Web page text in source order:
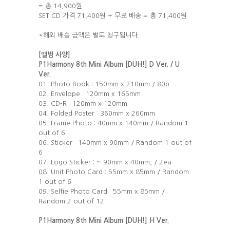
= 총 14,900원
SET CD 가격 71,400원 + 무료 배송 = 총 71,400원
*해외 배송 금액은 별도 청구됩니다.
앨범 사양]
P1Harmony 8th Mini Album [DUH!] D Ver. / U
Ver.
01. Photo Book : 150mm x 210mm / 80p
02. Envelope : 120mm x 165mm
03. CD-R : 120mm x 120mm
04. Folded Poster : 360mm x 260mm
05. Frame Photo : 40mm x 140mm / Random 1
out of 6
06. Sticker : 140mm x 90mm / Random 1 out of
6
07. Logo Sticker : ~ 90mm x 40mm, / 2ea
08. Unit Photo Card : 55mm x 85mm / Random
1 out of 6
09. Selfie Photo Card : 55mm x 85mm /
Random 2 out of 12
P1Harmony 8th Mini Album [DUH!] H Ver.